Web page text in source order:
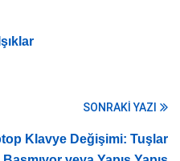
SONRAKI YAZI
Klavye Değişimi: Tuşlar